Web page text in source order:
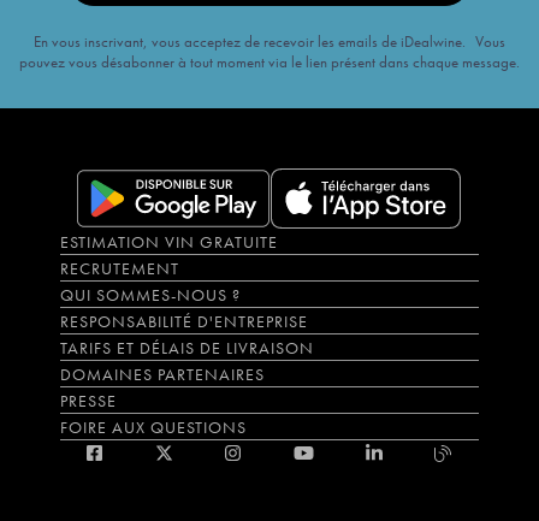
En vous inscrivant, vous acceptez de recevoir les emails de iDealwine. Vous
pouvez vous désabonner à tout moment via le lien présent dans chaque message.
ESTIMATION VIN GRATUITE
RECRUTEMENT
QUI SOMMES-NOUS ?
RESPONSABILITÉ D'ENTREPRISE
TARIFS ET DÉLAIS DE LIVRAISON
DOMAINES PARTENAIRES
PRESSE
FOIRE AUX QUESTIONS